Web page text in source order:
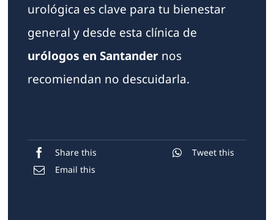
urológica es clave para tu bienestar
general y desde esta clínica de
urólogos en Santandernos
recomiendan no descuidarla.
Share this
Tweet this
Email this